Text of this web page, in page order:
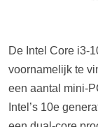
De Intel Core i3-
voornamelijk te
een aantal mini-
Intel’s 10e